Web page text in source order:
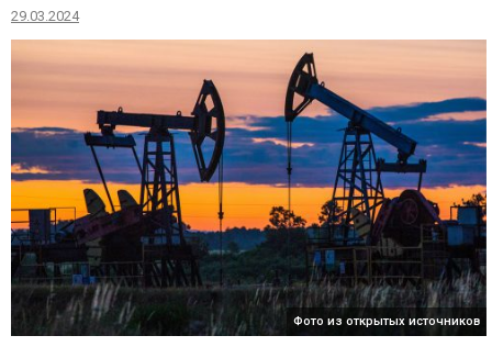
29.03.2024
Фото из открытых источников